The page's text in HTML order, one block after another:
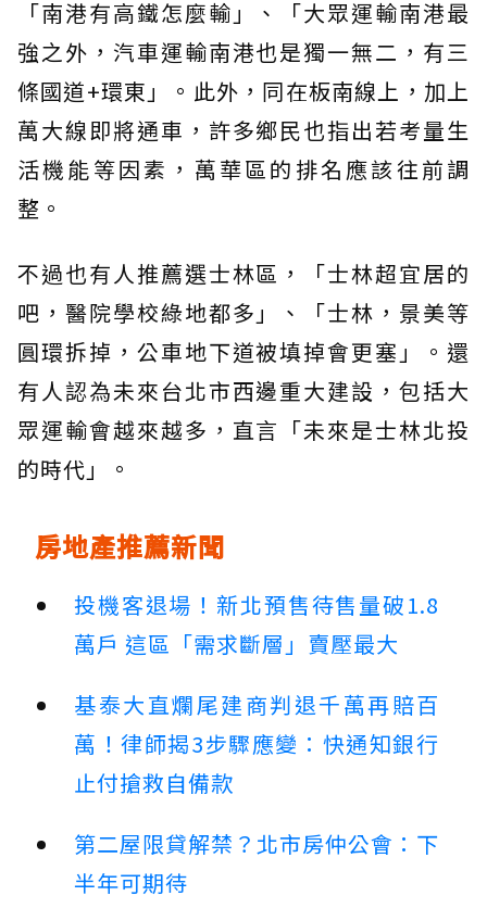
「南港有高鐵怎麼輸」、「大眾運輸南港最
強之外，汽車運輸南港也是獨一無二，有三
條國道+環東」。此外，同在板南線上，加上
萬大線即將通車，許多鄉民也指出若考量生
活機能等因素，萬華區的排名應該往前調
整。
不過也有人推薦選士林區，「士林超宜居的
吧，醫院學校綠地都多」、「士林，景美等
圓環拆掉，公車地下道被填掉會更塞」。還
有人認為未來台北市西邊重大建設，包括大
眾運輸會越來越多，直言「未來是士林北投
的時代」。
房地產推薦新聞
投機客退場！新北預售待售量破1.8
萬戶 這區「需求斷層」賣壓最大
基泰大直爛尾建商判退千萬再賠百
萬！律師揭3步驟應變：快通知銀行
止付搶救自備款
第二屋限貸解禁？北市房仲公會：下
半年可期待